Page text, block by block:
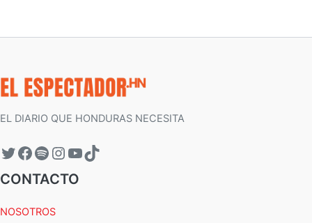
EL DIARIO QUE HONDURAS NECESITA
CONTACTO
NOSOTROS